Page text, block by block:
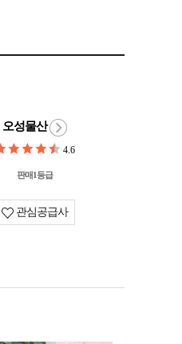
오성물산
4.6
판매1등급
관심공급사